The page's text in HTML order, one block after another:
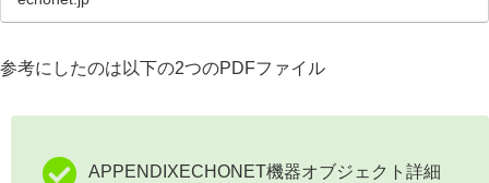
参考にしたのは以下の2つのPDFファイル
APPENDIXECHONET機器オブジェクト詳細